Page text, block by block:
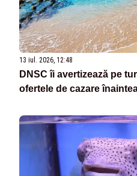
13 iul. 2026, 12:48
DNSC îi avertizează pe
ofertele de cazare